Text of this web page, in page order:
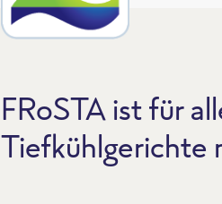
FRoSTA ist für
Tiefkühlgerichte